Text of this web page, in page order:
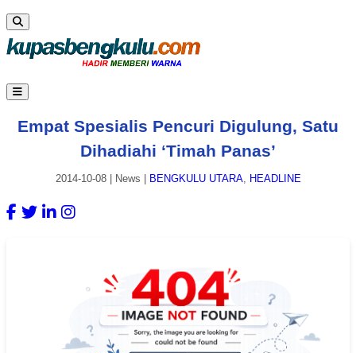
Empat Spesialis Pencuri Digulung, Satu
Dihadiahi ‘Timah Panas’
2014-10-08| News BENGKULU UTARA, HEADLINE